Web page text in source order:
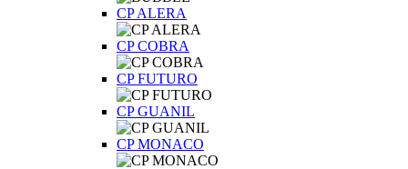
CP ALERA
CP COBRA
CP FUTURO
CP GUANIL
CP MONACO